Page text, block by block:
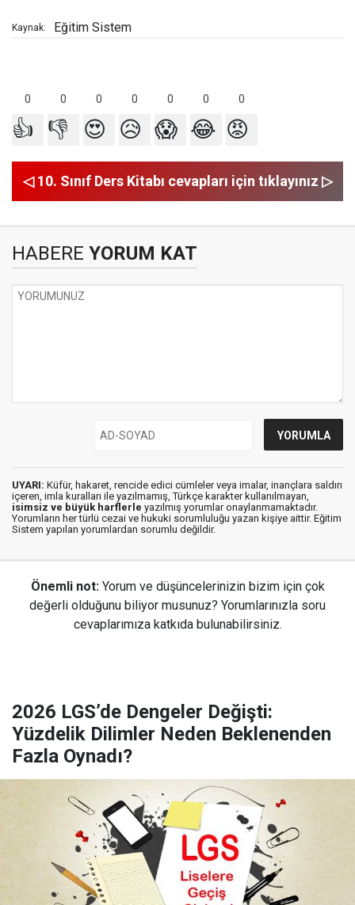
Kaynak: Eğitim Sistem
0 0 0 0 0 0 0
👍 👎 😍 😥 😱 😂 😡
◁ 10. Sınıf Ders Kitabı cevapları için tıklayınız ▷
HABERE YORUM KAT
UYARI: Küfür, hakaret, rencide edici cümleler veya imalar, inançlara saldırı
içeren, imla kuralları ile yazılmamış, Türkçe karakter kullanılmayan,
isimsiz ve büyük harflerle yazılmış yorumlar onaylanmamaktadır.
Yorumların her türlü cezai ve hukuki sorumluluğu yazan kişiye aittir. Eğitim
Sistem yapılan yorumlardan sorumlu değildir.
Önemli not: Yorum ve düşüncelerinizin bizim için çok
değerli olduğunu biliyor musunuz? Yorumlarınızla soru
cevaplarımıza katkıda bulunabilirsiniz.
2026 LGS’de Dengeler Değişti:
Yüzdelik Dilimler Neden Beklenenden
Fazla Oynadı?